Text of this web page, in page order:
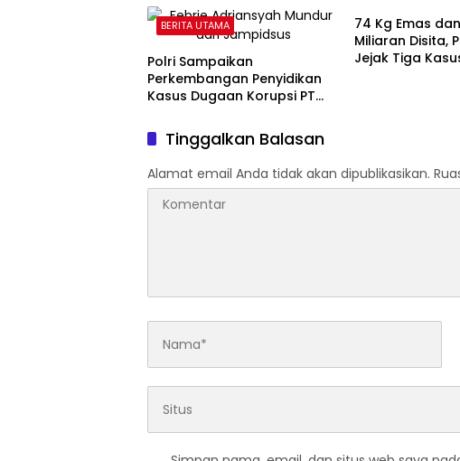
BERITA UTAMA
Polri Sampaikan
Perkembangan Penyidikan
Kasus Dugaan Korupsi PT
Ditetapkan Tersangka
74 Kg Emas
Miliaran Disita,
Jejak Tiga
Tinggalkan Balasan
Alamat email Anda tidak akan dipublikasikan.